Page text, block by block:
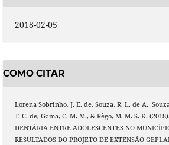
2018-02-05
COMO CITAR
Lorena Sobrinho, J. E. de, Souza, R. L. de A.,
T. C. de, Gama, C. M. M., & Rêgo, M. M. S. K.
DENTÁRIA ENTRE ADOLESCENTES NO
RESULTADOS DO PROJETO DE EXTENSÃO